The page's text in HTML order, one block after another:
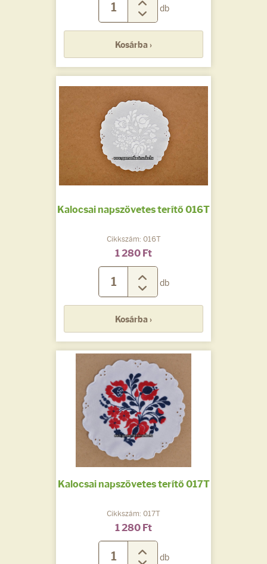
db
Kosárba ›
Kalocsai napszövetes terítő 016T
Cikkszám: 016T
1 280 Ft
db
Kosárba ›
Kalocsai napszövetes terítő 017T
Cikkszám: 017T
1 280 Ft
db